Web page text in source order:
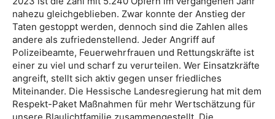
nahezu gleichgeblieben. Zwar konnte der Anstieg der
Taten gestoppt werden, dennoch sind die Zahlen alles
andere als zufriedenstellend. Jeder Angriff auf
Polizeibeamte, Feuerwehrfrauen und Rettungskräfte ist
einer zu viel und scharf zu verurteilen. Wer Einsatzkräfte
angreift, stellt sich aktiv gegen unser friedliches
Miteinander. Die Hessische Landesregierung hat mit dem
Respekt-Paket Maßnahmen für mehr Wertschätzung für